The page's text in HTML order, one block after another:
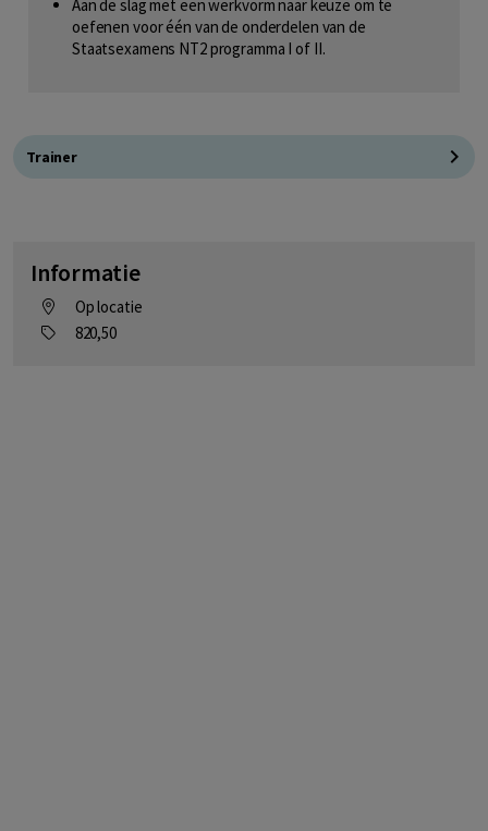
Aan de slag met een werkvorm naar keuze om te
oefenen voor één van de onderdelen van de
Staatsexamens NT2 programma I of II.
Trainer
Informatie
Op locatie
820,50